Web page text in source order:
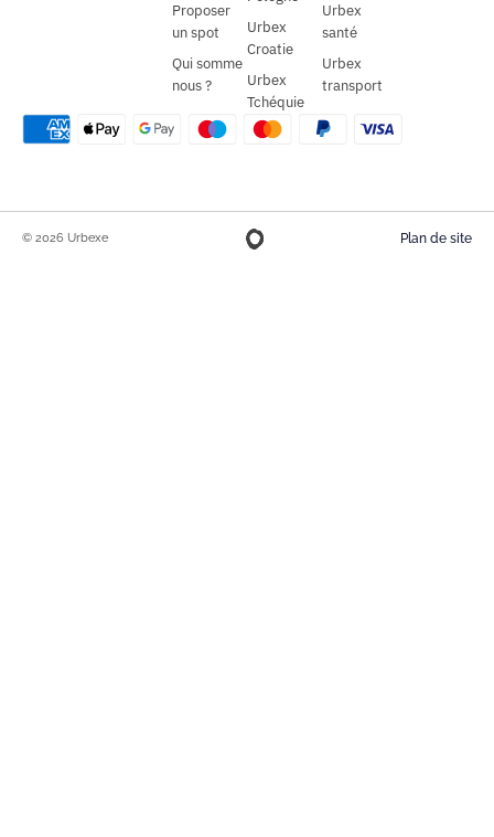
Proposer
un spot
Qui somme
nous ?
Urbex
Croatie
Urbex
Tchéquie
Urbex
santé
Urbex
transport
© 2026 Urbexe Plan de site